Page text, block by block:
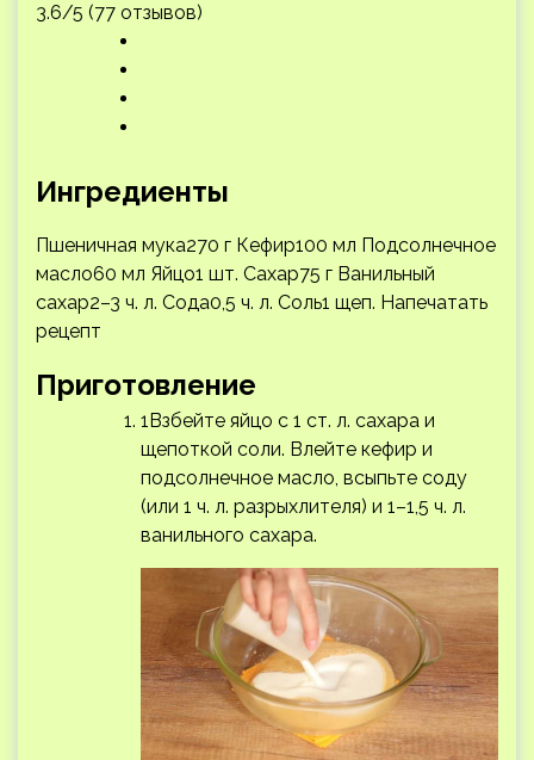
3.6/5 (77 отзывов)
Ингредиенты
Пшеничная мука270 г Кефир100 мл Подсолнечное
масло60 мл Яйцо1 шт. Сахар75 г Ванильный
сахар2–3 ч. л. Сода0,5 ч. л. Соль1 щеп. Напечатать
рецепт
Приготовление
1Взбейте яйцо с 1 ст. л. сахара и
щепоткой соли. Влейте кефир и
подсолнечное масло, всыпьте соду
(или 1 ч. л. разрыхлителя) и 1–1,5 ч. л.
ванильного сахара.